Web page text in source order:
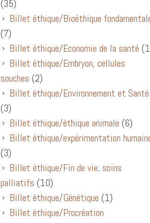
(35)
Billet éthique/Bioéthique
(7)
Billet éthique/Economie de la santé
Billet éthique/Embryon, cellules
souches (2)
Billet éthique/Environnement et Santé
(3)
Billet éthique/éthique animale (6)
Billet éthique/expérimentation
(3)
Billet éthique/Fin de vie; soins
palliatifs (10)
Billet éthique/Génétique (1)
Billet éthique/Procréation